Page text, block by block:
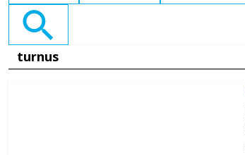
Search
turnus